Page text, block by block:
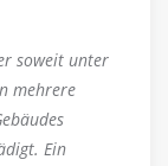
soweit unter
mehrere
Ein